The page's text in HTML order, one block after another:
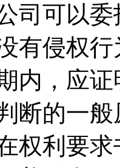
司可以
有侵权
内，应
断的一
权利要